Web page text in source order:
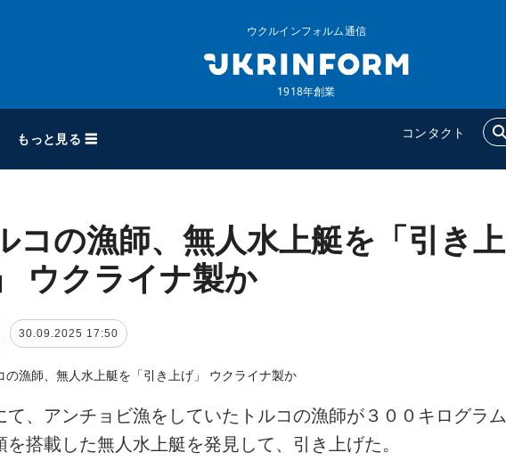
ウクルインフォルム通信
1918年創業
もっと見る ☰ コンタクト
ウクルインフォルム
ウクルインフォルムについ
て
追加
特集
コの漁師、無人水上艇を「引き上
ウクライナ製か
30.09.2025 17:50
て、アンチョビ漁をしていたトルコの漁師が３００キログラム
を搭載した無人水上艇を発見して、引き上げた。